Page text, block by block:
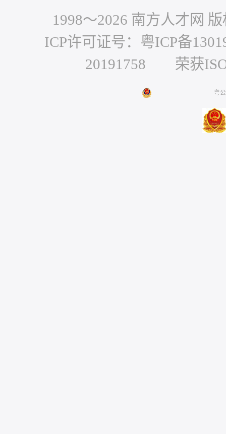
1998～2026 南方人才网
ICP许可证号：粤ICP备
20191758 荣获
粤